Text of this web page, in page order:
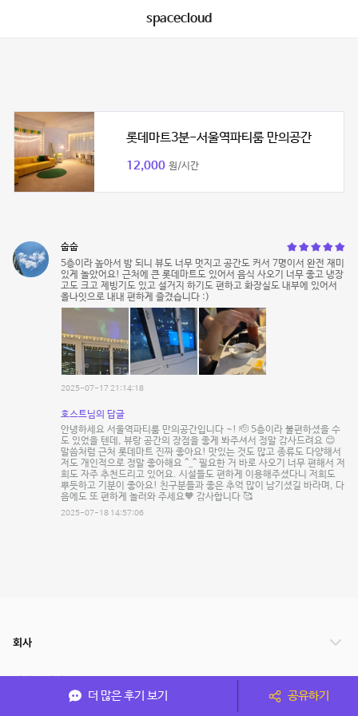
spacecloud
롯데마트3분-서울역파티룸 만의공간
12,000 원/시간
숩숩
5층이라 높아서 밤 되니 뷰도 너무 멋지고 공간도 커서 7명이서 완전 재미
있게 놀았어요! 근처에 큰 롯데마트도 있어서 음식 사오기 너무 좋고 냉장
고도 크고 제빙기도 있고 설거지 하기도 편하고 화장실도 내부에 있어서
올나잇으로 내내 편하게 즐겼습니다 :)
2025-07-17 21:14:18
호스트님의 답글
안녕하세요 서울역파티룸 만의공간입니다 ~! 🫡 5층이라 불편하셨을 수
도 있었을 텐데, 뷰랑 공간의 장점을 좋게 봐주셔서 정말 감사드려요 😊
말씀처럼 근처 롯데마트 진짜 좋아요! 맛있는 것도 많고 종류도 다양해서
저도 개인적으로 정말 좋아해요 ^_^ 필요한 거 바로 사오기 너무 편해서 저
희도 자주 추천드리고 있어요. 시설들도 편하게 이용해주셨다니 저희도
뿌듯하고 기분이 좋아요! 친구분들과 좋은 추억 많이 남기셨길 바라며, 다
음에도 또 편하게 놀러와 주세요🧡 감사합니다 🥰
2025-07-18 14:57:06
더 많은 후기 보기 공유하기
회사